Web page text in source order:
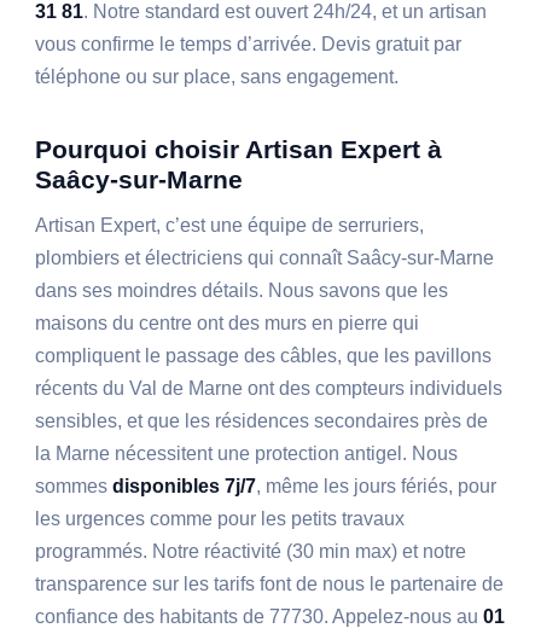
31 81. Notre standard est ouvert 24h/24, et un artisan
vous confirme le temps d’arrivée. Devis gratuit par
téléphone ou sur place, sans engagement.
Pourquoi choisir Artisan Expert à
Saâcy-sur-Marne
Artisan Expert, c’est une équipe de serruriers,
plombiers et électriciens qui connaît Saâcy-sur-Marne
dans ses moindres détails. Nous savons que les
maisons du centre ont des murs en pierre qui
compliquent le passage des câbles, que les pavillons
récents du Val de Marne ont des compteurs individuels
sensibles, et que les résidences secondaires près de
la Marne nécessitent une protection antigel. Nous
sommesdisponibles 7j/7, même les jours fériés, pour
les urgences comme pour les petits travaux
programmés. Notre réactivité (30 min max) et notre
transparence sur les tarifs font de nous le partenaire de
confiance des habitants de 77730. Appelez-nous au01